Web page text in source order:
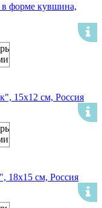
в форме кувшина,
15х12 см, Россия
18х15 см, Россия